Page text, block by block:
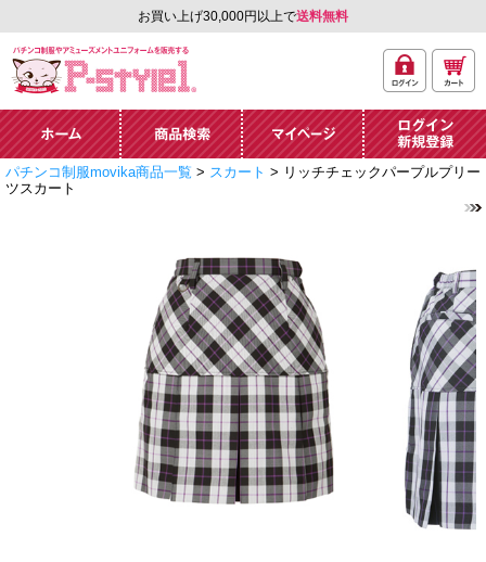
お買い上げ30,000円以上で送料無料
ーズメントユニフォー
ム通販「P-style 1」.
イン
ト
ホーム 商品検索 マイページ
ログイン・新規
パチンコ制服movika商品一覧 > スカート > リッチチェックパープルプリー
ツスカート